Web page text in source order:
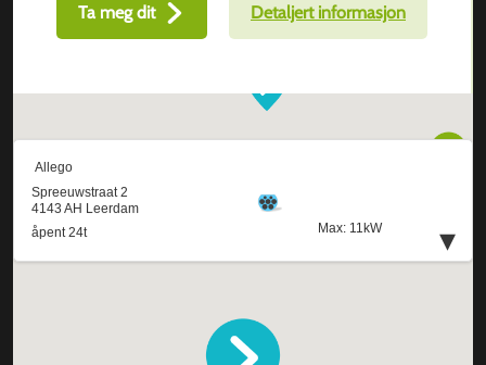
Ta meg dit Detaljert informasjon